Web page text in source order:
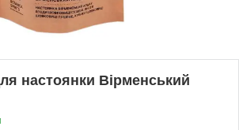
настоянки Вірменський